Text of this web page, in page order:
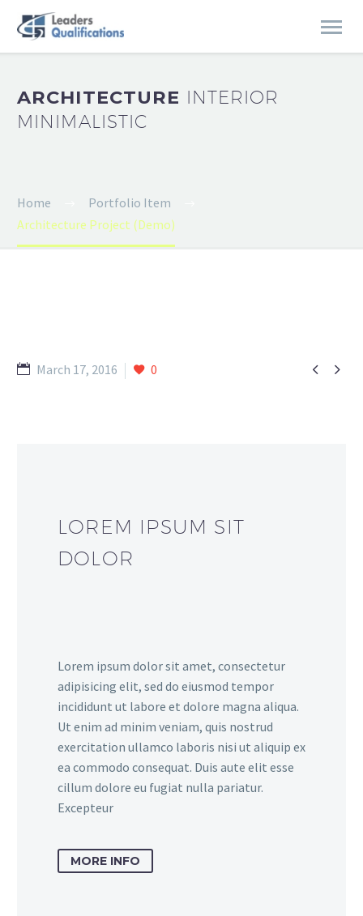
ARCHITECTURE INTERIOR
MINIMALISTIC
Home
Portfolio Item
Architecture Project (Demo)
 
March 17, 2016 0
LOREM IPSUM SIT
DOLOR
Lorem ipsum dolor sit amet, consectetur
adipisicing elit, sed do eiusmod tempor
incididunt ut labore et dolore magna aliqua.
Ut enim ad minim veniam, quis nostrud
exercitation ullamco laboris nisi ut aliquip ex
ea commodo consequat. Duis aute elit esse
cillum dolore eu fugiat nulla pariatur.
Excepteur
MORE INFO